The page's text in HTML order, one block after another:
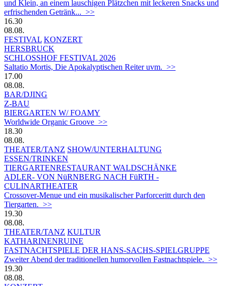
und Klein, an einem lauschigen Plätzchen mit leckeren Snacks und
erfrischenden Getränk... >>
16.30
08.08.
FESTIVAL KONZERT
HERSBRUCK
SCHLOSSHOF FESTIVAL 2026
Saltatio Mortis, Die Apokalyptischen Reiter uvm. >>
17.00
08.08.
BAR/DJING
Z-BAU
BIERGARTEN W/ FOAMY
Worldwide Organic Groove >>
18.30
08.08.
THEATER/TANZ SHOW/UNTERHALTUNG
ESSEN/TRINKEN
TIERGARTEN­RESTAURANT WALDSCHÄNKE
ADLER- VON NüRNBERG NACH FüRTH -
CULINARTHEATER
Crossover-Menue und ein musikalischer Parforceritt durch den
Tiergarten. >>
19.30
08.08.
THEATER/TANZ KULTUR
KATHARINENRUINE
FASTNACHTSPIELE DER HANS-SACHS-SPIELGRUPPE
Zweiter Abend der traditionellen humorvollen Fastnachtspiele. >>
19.30
08.08.